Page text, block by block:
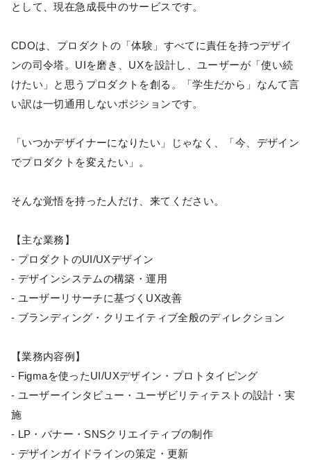
として、現在急成長中のサービスです。
CDOは、プロダクトの「体験」すべてに責任を持つデザイ
ンの司令塔。UIを磨き、UXを設計し、ユーザーが「使い続
けたい」と思うプロダクトを創る。「学生だから」なんて言
い訳は一切通用しないポジションです。
「いつかデザイナーになりたい」じゃなく、「今、デザイン
でプロダクトを変えたい」。
そんな覚悟を持った人だけ、来てください。
【主な業務】
- プロダクトのUI/UXデザイン
- デザインシステムの構築・運用
- ユーザーリサーチに基づくUX改善
- ブランディング・クリエイティブ全般のディレクション
【業務内容例】
- Figmaを使ったUI/UXデザイン・プロトタイピング
- ユーザーインタビュー・ユーザビリティテストの設計・実
施
- LP・バナー・SNSクリエイティブの制作
- デザインガイドラインの策定・更新